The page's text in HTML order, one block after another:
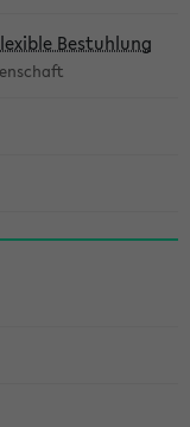
Bestuhlung